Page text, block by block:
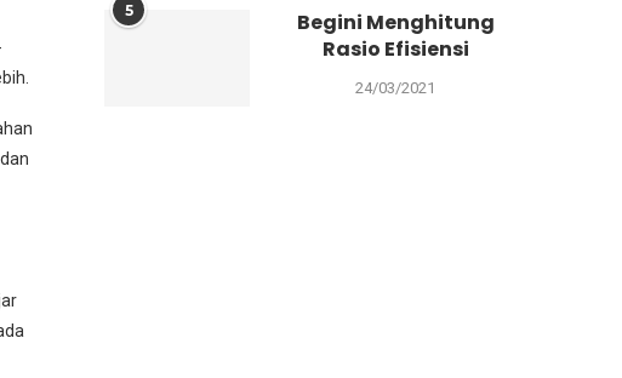
5
Begini Menghitung
Rasio Efisiensi
24/03/2021